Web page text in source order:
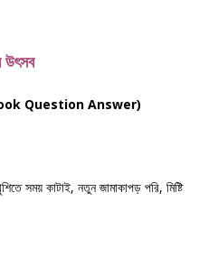
উৎসব
Question Answer)
সময় কাটাই, নতুন জামাকাপড় পরি, মিষ্টি